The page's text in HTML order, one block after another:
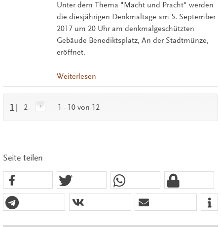
Unter dem Thema "Macht und Pracht" werden
die diesjährigen Denkmaltage am 5. September
2017 um 20 Uhr am denkmalgeschützten
Gebäude Benediktsplatz, An der Stadtmünze,
eröffnet.
Weiterlesen
1 2 1 - 10 von 12
Seite teilen